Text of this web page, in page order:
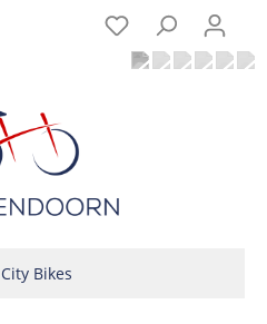
City Bikes